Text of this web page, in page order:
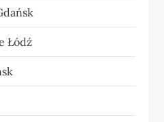
Łódź